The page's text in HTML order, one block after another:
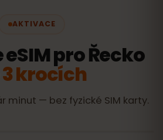
AKTIVACE
pro Řecko
3 krocích
minut — bez fyzické SIM karty.